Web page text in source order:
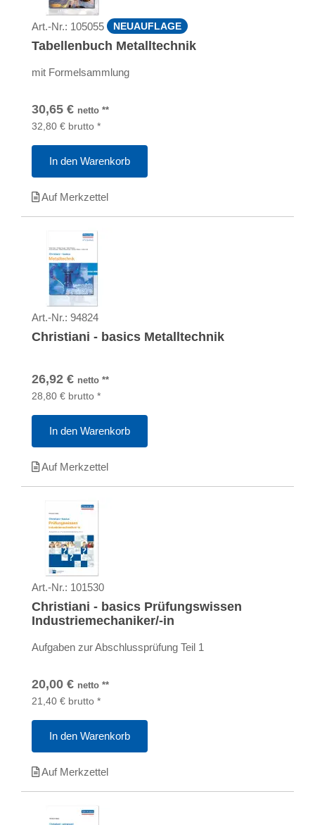
Art.-Nr.: 105055 NEUAUFLAGE
Tabellenbuch Metalltechnik
mit Formelsammlung
30,65 € netto **
32,80 € brutto *
In den Warenkorb
Auf Merkzettel
Art.-Nr.: 94824
Christiani - basics Metalltechnik
26,92 € netto **
28,80 € brutto *
In den Warenkorb
Auf Merkzettel
Art.-Nr.: 101530
Christiani - basics Prüfungswissen
Industriemechaniker/-in
Aufgaben zur Abschlussprüfung Teil 1
20,00 € netto **
21,40 € brutto *
In den Warenkorb
Auf Merkzettel